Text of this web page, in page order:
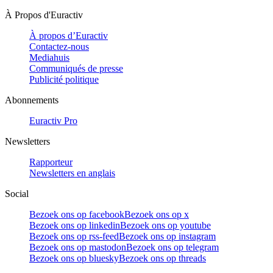
À Propos d'Euractiv
À propos d’Euractiv
Contactez-nous
Mediahuis
Communiqués de presse
Publicité politique
Abonnements
Euractiv Pro
Newsletters
Rapporteur
Newsletters en anglais
Social
Bezoek ons op facebookBezoek ons op x
Bezoek ons op linkedinBezoek ons op youtube
Bezoek ons op rss-feedBezoek ons op instagram
Bezoek ons op mastodonBezoek ons op telegram
Bezoek ons op blueskyBezoek ons op threads